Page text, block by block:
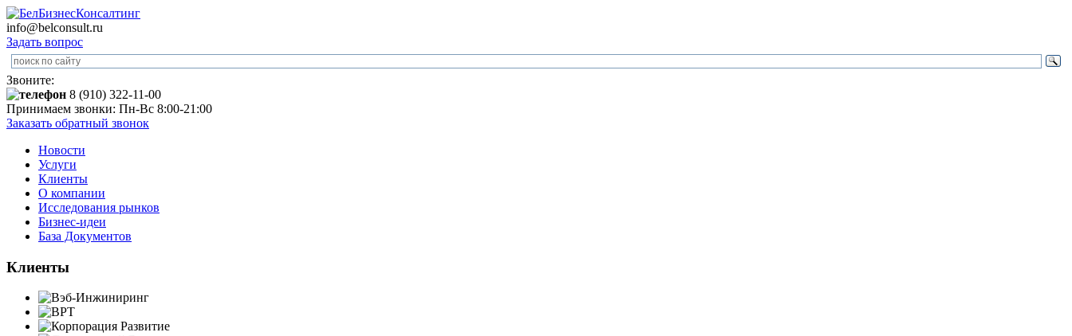
info@belconsult.ru
Задать вопрос
Звоните:
8 (910) 322-11-00
Принимаем звонки: Пн-Вс 8:00-21:00
Заказать обратный звонок
Новости
Услуги
Клиенты
О компании
Исследования рынков
Бизнес-идеи
База Документов
Клиенты